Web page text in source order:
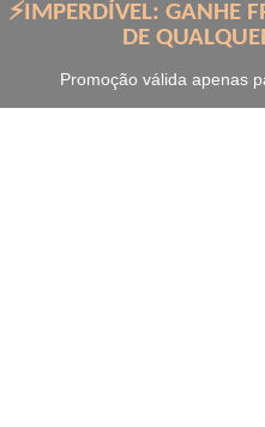
⚡IMPERDÍVEL: GANHE
DE
Promoção válida apenas